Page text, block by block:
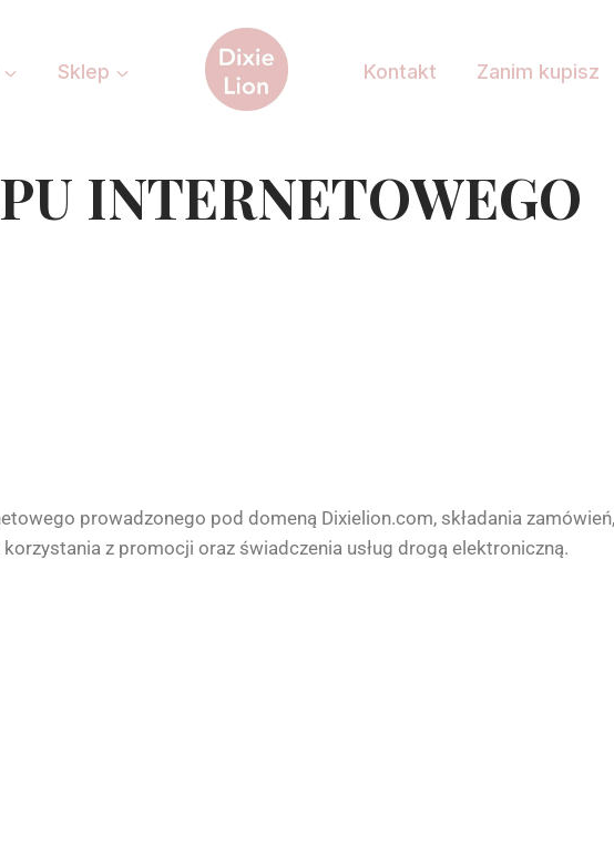
Sklep Kontakt Zanim kupisz
INTERNETOWEGO
prowadzonego pod domeną Dixielion.com, składania
z promocji oraz świadczenia usług drogą elektroniczną.